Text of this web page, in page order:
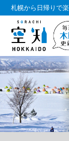
札幌から日帰りで